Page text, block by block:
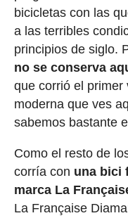
bicicletas con las
a las terribles
principios de siglo.
no se conserva
que corrió el primer
moderna que ves
sabemos bastante
Como el resto de
corría con una bici
marca La
La Française